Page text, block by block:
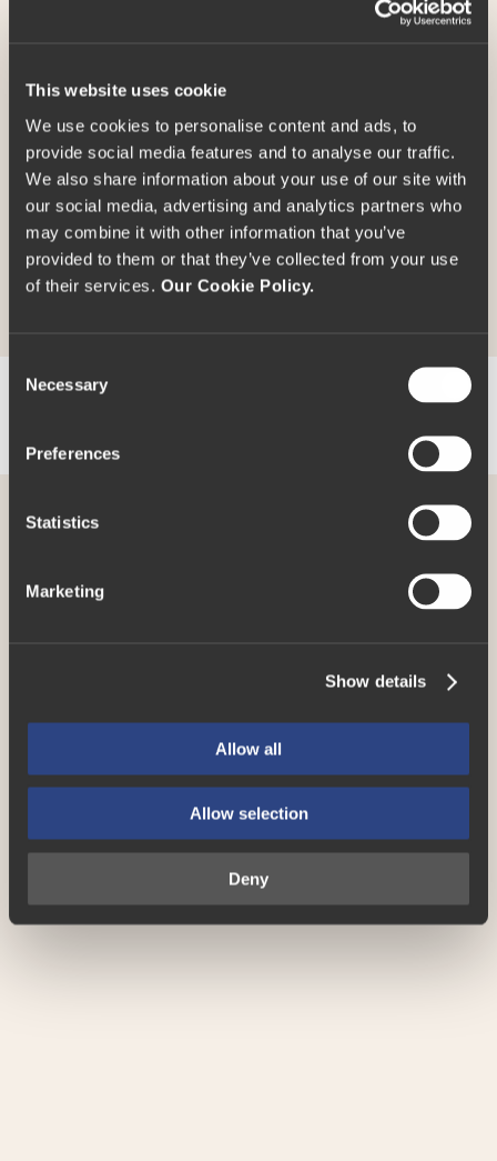
This website uses cookie
We use cookies to personalise content and ads, to
provide social media features and to analyse our traffic.
We also share information about your use of our site with
our social media, advertising and analytics partners who
may combine it with other information that you’ve
provided to them or that they’ve collected from your use
of their services. Our Cookie Policy.
Necessary
Preferences
Statistics
Marketing
Show details
Allow all
Allow selection
Deny
Horaire check-in: à partir de 16h00
Horaire de check-out: jusqu'à 12h00